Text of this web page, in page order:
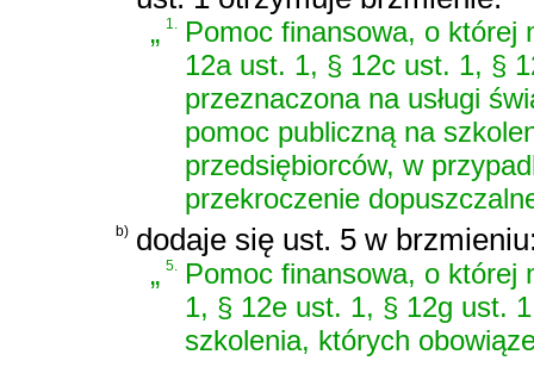
„1.
Pomoc finansowa, o
12a ust. 1, § 12c ust. 1, §
przeznaczona na usługi
pomoc publiczną na
przedsiębiorców, w
przekroczenie
b) dodaje się ust. 5 w
„5.
Pomoc finansowa, o
1, § 12e ust. 1, § 12g ust.
szkolenia, których